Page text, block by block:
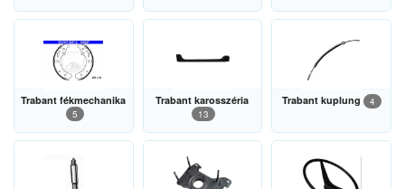
Trabant fékmechanika
5
Trabant karosszéria
13
Trabant kuplung 4